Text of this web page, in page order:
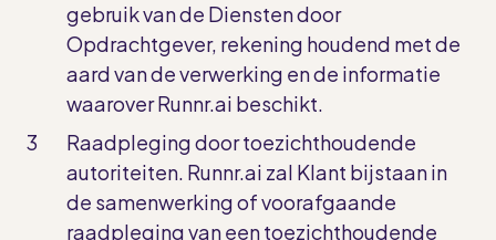
gebruik van de Diensten door
Opdrachtgever, rekening houdend met de
aard van de verwerking en de informatie
waarover Runnr.ai beschikt.
Raadpleging door toezichthoudende
autoriteiten. Runnr.ai zal Klant bijstaan in
de samenwerking of voorafgaande
raadpleging van een toezichthoudende